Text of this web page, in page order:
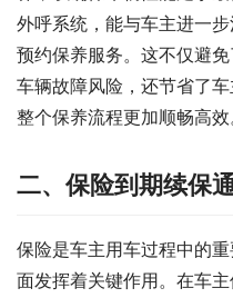
外呼系统，能与车主进一
预约保养服务。这不仅避
车辆故障风险，还节省了
整个保养流程更加顺畅高效
二、保险到期续保
保险是车主用车过程中的
面发挥着关键作用。在车